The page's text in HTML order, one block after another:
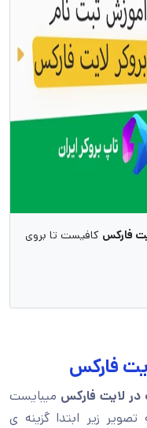
فارکس کافیست تا بروی
فارکس
لایت فارکس میبایست
تصویر زیر ابتدا گزینه ی